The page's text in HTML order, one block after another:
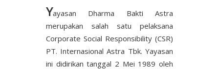
Yayasan Dharma Bakti Astra
merupakan salah satu pelaksana
Corporate Social Responsibility (CSR)
PT. Internasional Astra Tbk. Yayasan
ini didirikan tanggal 2 Mei 1989 oleh